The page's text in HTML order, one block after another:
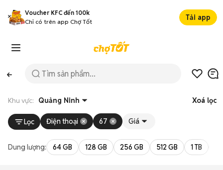
Voucher KFC đến 100k
Chỉ có trên app Chợ Tốt
Tải app
Khu vực: Quảng Ninh Xoá lọc
Lọc Điện thoại 67 Giá
Dung lượng: 64 GB 128 GB 256 GB 512 GB 1 TB